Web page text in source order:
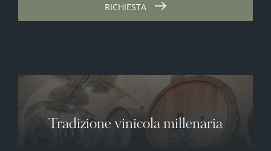
RICHIESTA
Tradizione vinicola millenaria